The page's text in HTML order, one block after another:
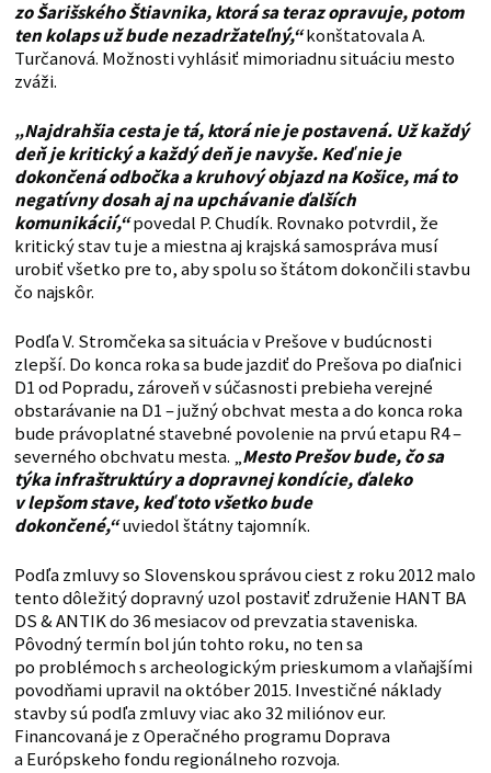
zo Šarišského Štiavnika, ktorá sa teraz opravuje, potom
ten kolaps už bude nezadržateľný,“konštatovala A.
Turčanová. Možnosti vyhlásiť mimoriadnu situáciu mesto
zváži.
„Najdrahšia cesta je tá, ktorá nie je postavená. Už každý
deň je kritický a každý deň je navyše. Keď nie je
dokončená odbočka a kruhový objazd na Košice, má to
negatívny dosah aj na upchávanie ďalších
komunikácií,“povedal P. Chudík. Rovnako potvrdil, že
kritický stav tu je a miestna aj krajská samospráva musí
urobiť všetko pre to, aby spolu so štátom dokončili stavbu
čo najskôr.
Podľa V. Stromčeka sa situácia v Prešove v budúcnosti
zlepší. Do konca roka sa bude jazdiť do Prešova po diaľnici
D1 od Popradu, zároveň v súčasnosti prebieha verejné
obstarávanie na D1 – južný obchvat mesta a do konca roka
bude právoplatné stavebné povolenie na prvú etapu R4 –
severného obchvatu mesta. „Mesto Prešov bude, čo sa
týka infraštruktúry a dopravnej kondície, ďaleko
v lepšom stave, keď toto všetko bude
dokončené,“uviedol štátny tajomník.
Podľa zmluvy so Slovenskou správou ciest z roku 2012 malo
tento dôležitý dopravný uzol postaviť združenie HANT BA
DS & ANTIK do 36 mesiacov od prevzatia staveniska.
Pôvodný termín bol jún tohto roku, no ten sa
po problémoch s archeologickým prieskumom a vlaňajšími
povodňami upravil na október 2015. Investičné náklady
stavby sú podľa zmluvy viac ako 32 miliónov eur.
Financovaná je z Operačného programu Doprava
a Európskeho fondu regionálneho rozvoja.